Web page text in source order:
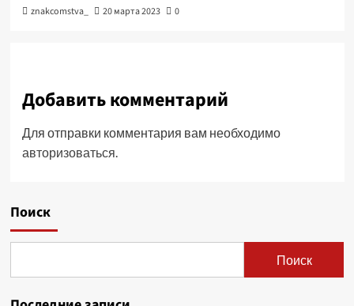
znakcomstva_ 20 марта 2023 0
Добавить комментарий
Для отправки комментария вам необходимо
авторизоваться.
Поиск
Поиск